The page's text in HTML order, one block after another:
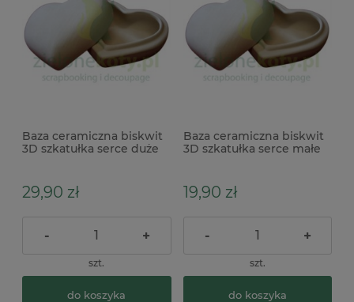
Baza ceramiczna biskwit
3D szkatułka serce duże
29,90 zł
- +
szt.
do koszyka
Baza ceramiczna biskwit
3D szkatułka serce małe
19,90 zł
- +
szt.
do koszyka